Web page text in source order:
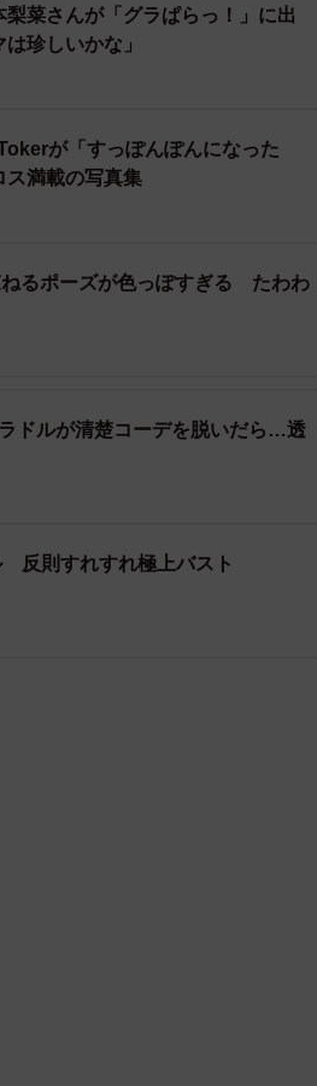
梨菜さんが「グラぱらっ！」に出
珍しいかな」
が「すっぽんぽんになった
満載の写真集
るポーズが色っぽすぎる たわわ
ドルが清楚コーデを脱いだら…透
反則すれすれ極上バスト